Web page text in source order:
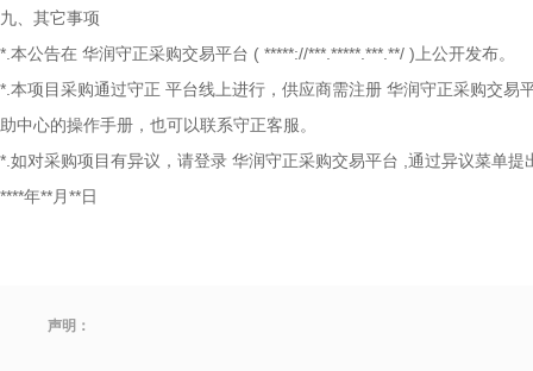
九、其它事项
*.本公告在 华润守正采购交易平台 ( *****://***.*****.***.**/ )上公开发布。
*.本项目采购通过守正 平台线上进行，供应商需注册 华润守正采购交易
助中心的操作手册，也可以联系守正客服。
*.如对采购项目有异议，请登录 华润守正采购交易平台 ,通过异议菜单提
****年**月**日
声明：